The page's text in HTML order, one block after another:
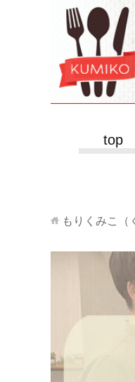
top
もりくみこ（